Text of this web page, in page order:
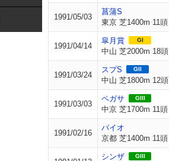
1991/05/03
菖蒲S
東京 芝1400m 11頭
1991/04/14
皐月賞 GI
中山 芝2000m 18頭
1991/03/24
スプS GII
中山 芝1800m 12頭
1991/03/03
ペガサ GIII
中京 芝1700m 11頭
1991/02/16
バイオ
京都 芝1400m 11頭
シンザ GIII